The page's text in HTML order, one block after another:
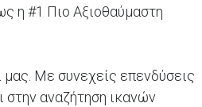
η #1 Πιο Αξιοθαύμαστη
μας. Με συνεχείς επενδύσεις
στην αναζήτηση ικανών